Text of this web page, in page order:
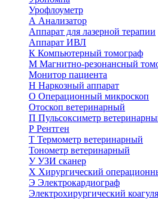
Урофлоуметр
А Анализатор
Аппарат для лазерной терапии
Аппарат ИВЛ
К Компьютерный томограф
М Магнитно-резонансный
Монитор пациента
Н Наркозный аппарат
О Операционный микроскоп
Отоскоп ветеринарный
П Пульсоксиметр
Р Рентген
Т Термометр ветеринарный
Тонометр ветеринарный
УУЗИ сканер
Х Хирургический
Э Электрокардиограф
Электрохирургический